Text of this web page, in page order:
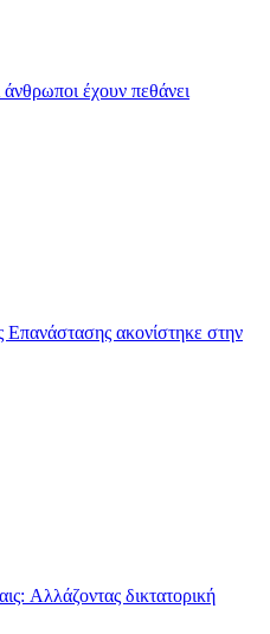
έχουν πεθάνει
ακονίστηκε στην
Αλλάζοντας δικτατορική